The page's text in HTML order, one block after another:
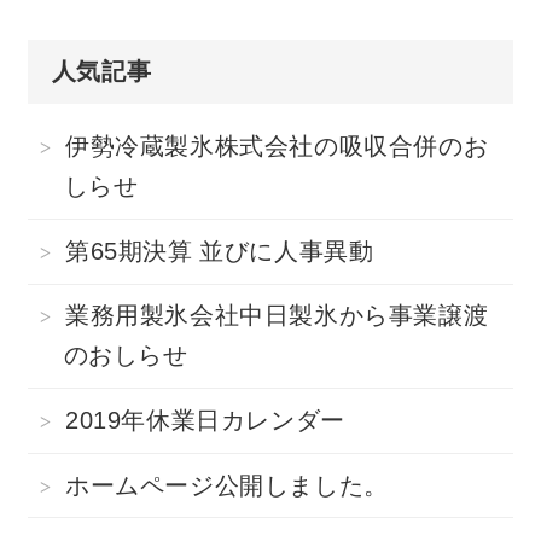
人気記事
伊勢冷蔵製氷株式会社の吸収合併のお
しらせ
第65期決算 並びに人事異動
業務用製氷会社中日製氷から事業譲渡
のおしらせ
2019年休業日カレンダー
ホームページ公開しました。